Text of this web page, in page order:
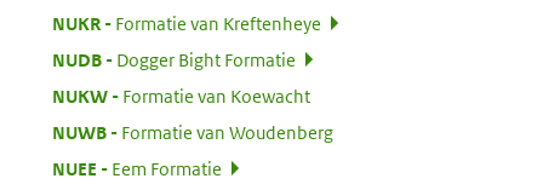
NUKR:
Formatie van Kreftenheye
NUDB:
Dogger Bight Formatie
NUKW:
Formatie van Koewacht
NUWB:
Formatie van Woudenberg
NUEE
Eem Formatie